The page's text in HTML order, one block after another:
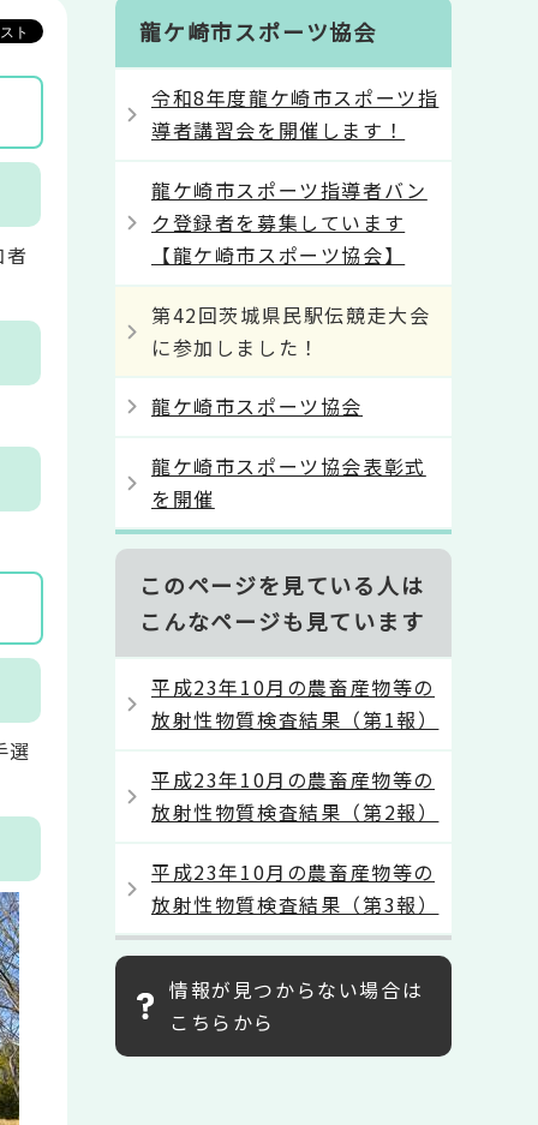
選
龍ケ崎市スポーツ協会
令和8年度龍ケ崎市スポーツ指
導者講習会を開催します！
龍ケ崎市スポーツ指導者バン
ク登録者を募集しています
【龍ケ崎市スポーツ協会】
第42回茨城県民駅伝競走大会
に参加しました！
龍ケ崎市スポーツ協会
龍ケ崎市スポーツ協会表彰式
を開催
このページを見ている人は
こんなページも見ています
平成23年10月の農畜産物等の
放射性物質検査結果（第1報）
平成23年10月の農畜産物等の
放射性物質検査結果（第2報）
平成23年10月の農畜産物等の
放射性物質検査結果（第3報）
情報が見つからない場合は
こちらから